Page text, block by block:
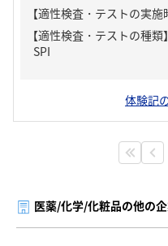
【適性検査・テストの種類】
SPI
体験記
医薬/化学/化粧品の他の